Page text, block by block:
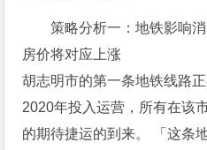
策略分析一：地铁影响
房价将对应上涨
胡志明市的第一条地铁线路
2020年投入运营，所有在该
的期待捷运的到来。 「这条